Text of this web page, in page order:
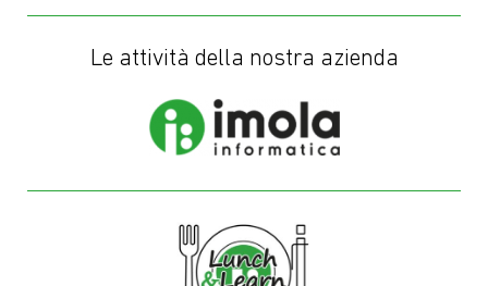
Le attività della nostra azienda